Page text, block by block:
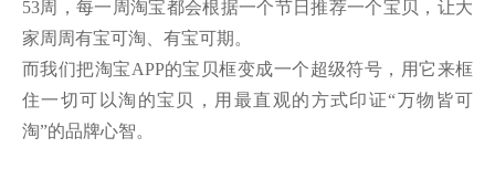
53周，每一周淘宝都会根据一个节日推荐一个宝贝，让大
家周周有宝可淘、有宝可期。
而我们把淘宝APP的宝贝框变成一个超级符号，用它来框
住一切可以淘的宝贝，用最直观的方式印证“万物皆可
淘”的品牌心智。